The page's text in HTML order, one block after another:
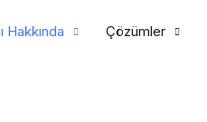
Hakkında Çözümler